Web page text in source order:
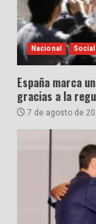
Nacional Social
España marca
gracias a la
7 de agosto de